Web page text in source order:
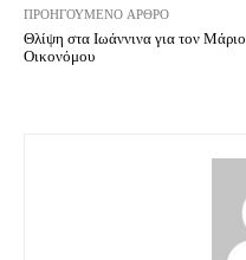
ΠΡΟΗΓΟΎΜΕΝΟ ΆΡΘΡΟ
Θλίψη στα Ιωάννινα για τον Μάριο
Οικονόμου